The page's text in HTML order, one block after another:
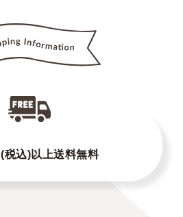
税込)以上送料無料